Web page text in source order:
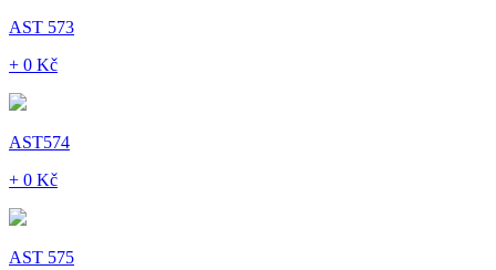
AST 573
+ 0 Kč
AST574
+ 0 Kč
AST 575